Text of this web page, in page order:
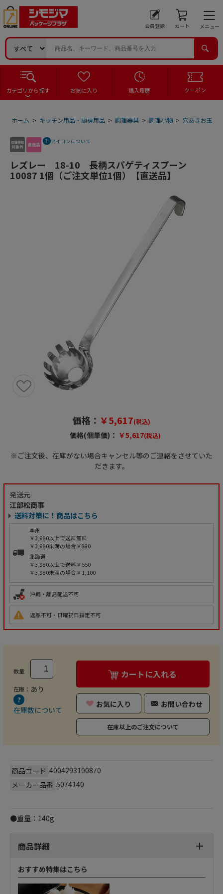
会員登録 カート メニュー
カテゴリから探す お気に入り 購入履歴 クーポン
ホーム > キッチン用品・厨房用品 > 調理器具 > 調理小物 > 穴あきお玉
アイコンについて
レズレー 18-10 長柄スパゲティスプーン
10087 1個（ご注文単位1個）【直送品】
価格： ￥5,617(税込)
価格(個単価)： ￥5,617(税込)
※ご注文後、在庫がない場合キャンセル等のご連絡をさせていた
だきます。
発送元
江部松商事
送料対策に！商品はこちら
本州
￥3,980以上で送料無料
￥3,980未満の場合￥880
北海道
￥3,980以上で送料￥550
￥3,980未満の場合￥1,100
沖縄・離島配送不可
返品不可・日曜祝日指定不可
数量
在庫： あり
在庫数について
カートに入れる
お気に入り お問い合わせ
在庫以上のご注文について
商品コード 4004293100870
メーカー品番 5074140
●重量：140g
商品詳細
おすすめ特集はこちら